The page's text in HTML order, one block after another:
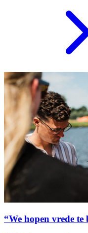
“We hopen vrede